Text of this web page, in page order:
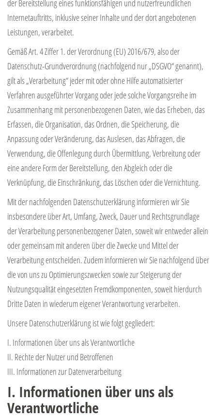
der Bereitstellung eines funktionsfähigen und nutzerfreundlichen
Internetauftritts, inklusive seiner Inhalte und der dort angebotenen
Leistungen, verarbeitet.
Gemäß Art. 4 Ziffer 1. der Verordnung (EU) 2016/679, also der
Datenschutz-Grundverordnung (nachfolgend nur „DSGVO“ genannt),
gilt als „Verarbeitung“ jeder mit oder ohne Hilfe automatisierter
Verfahren ausgeführter Vorgang oder jede solche Vorgangsreihe im
Zusammenhang mit personenbezogenen Daten, wie das Erheben, das
Erfassen, die Organisation, das Ordnen, die Speicherung, die
Anpassung oder Veränderung, das Auslesen, das Abfragen, die
Verwendung, die Offenlegung durch Übermittlung, Verbreitung oder
eine andere Form der Bereitstellung, den Abgleich oder die
Verknüpfung, die Einschränkung, das Löschen oder die Vernichtung.
Mit der nachfolgenden Datenschutzerklärung informieren wir Sie
insbesondere über Art, Umfang, Zweck, Dauer und Rechtsgrundlage
der Verarbeitung personenbezogener Daten, soweit wir entweder allein
oder gemeinsam mit anderen über die Zwecke und Mittel der
Verarbeitung entscheiden. Zudem informieren wir Sie nachfolgend über
die von uns zu Optimierungszwecken sowie zur Steigerung der
Nutzungsqualität eingesetzten Fremdkomponenten, soweit hierdurch
Dritte Daten in wiederum eigener Verantwortung verarbeiten.
Unsere Datenschutzerklärung ist wie folgt gegliedert:
I. Informationen über uns als Verantwortliche
II. Rechte der Nutzer und Betroffenen
III. Informationen zur Datenverarbeitung
I. Informationen über uns als
Verantwortliche